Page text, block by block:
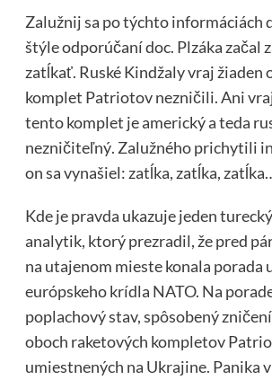
Zalužnij sa po týchto informáciách
štýle odporúčaní doc. Plzáka začal
zatĺkať. Ruské Kindžaly vraj žiaden
komplet Patriotov nezničili. Ani
tento komplet je americký a teda
nezničiteľný. Zalužného prichytili
on sa vynašiel: zatĺka, zatĺka,
Kde je pravda ukazuje jeden
analytik, ktorý prezradil, že pred
na utajenom mieste konala porada
európskeho krídla NATO. Na
poplachový stav, spôsobený
oboch raketových kompletov
umiestnených na Ukrajine. Panika